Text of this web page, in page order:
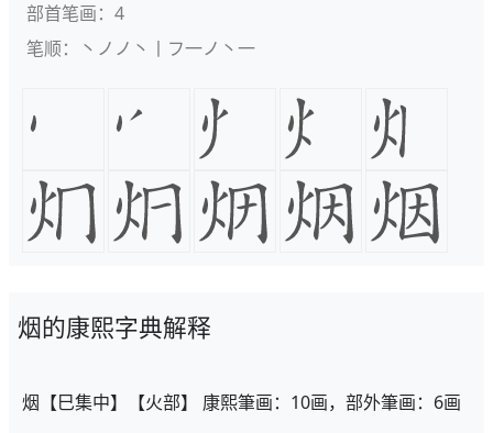
部首笔画：4
笔顺：丶ノノ丶丨フ一ノ丶一
烟的康熙字典解释
烟【巳集中】【火部】 康熙筆画：10画，部外筆画：6画